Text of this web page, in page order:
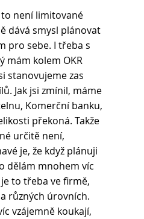
není limitované
dává smysl plánovat
pro sebe. I třeba s
mám kolem OKR
stanovujeme zas
Jak jsi zmínil, máme
Komerční banku,
překoná. Takže
určitě není,
je, že když plánuji
dělám mnohem víc
to třeba ve firmě,
různých úrovních.
vzájemně koukají,